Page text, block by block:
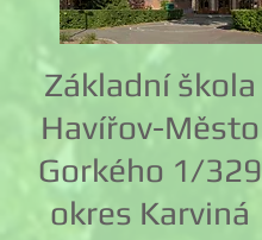
Základní škola
Havířov-Město
Gorkého 1/329
okres Karviná